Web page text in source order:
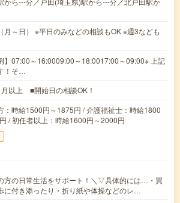
月～日） ※平日のみなどの相談もOK ※週3なども
】07:00～16:0009:00～18:0017:00～09:00※ 上記
！そ…
以上 ■開始日の相談OK！
：時給1500円～1875円 / 介護福祉士：時給1800
/ 初任者以上：時給1600円～2000円
方の日常生活をサポート！＼▽具体的には…・買
に付き添ったり・折り紙や体操などのレ…